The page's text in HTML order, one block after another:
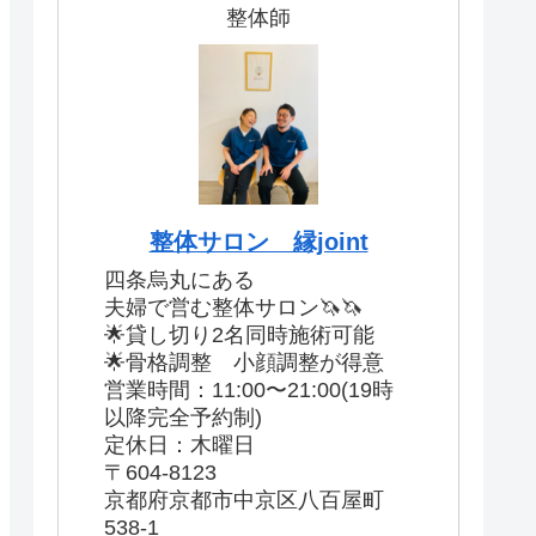
整体師
整体サロン 縁joint
四条烏丸にある
夫婦で営む整体サロン🦄🦄
🌟貸し切り2名同時施術可能
🌟骨格調整 小顔調整が得意
営業時間：11:00〜21:00(19時
以降完全予約制)
定休日：木曜日
〒604-8123
京都府京都市中京区八百屋町
538-1